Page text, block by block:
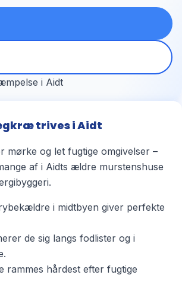
trives i Aidt
mørke og let fugtige omgivelser –
af i Aidts ældre murstenshuse
i midtbyen giver perfekte
de sig langs fodlister og i
rammes hårdest efter fugtige